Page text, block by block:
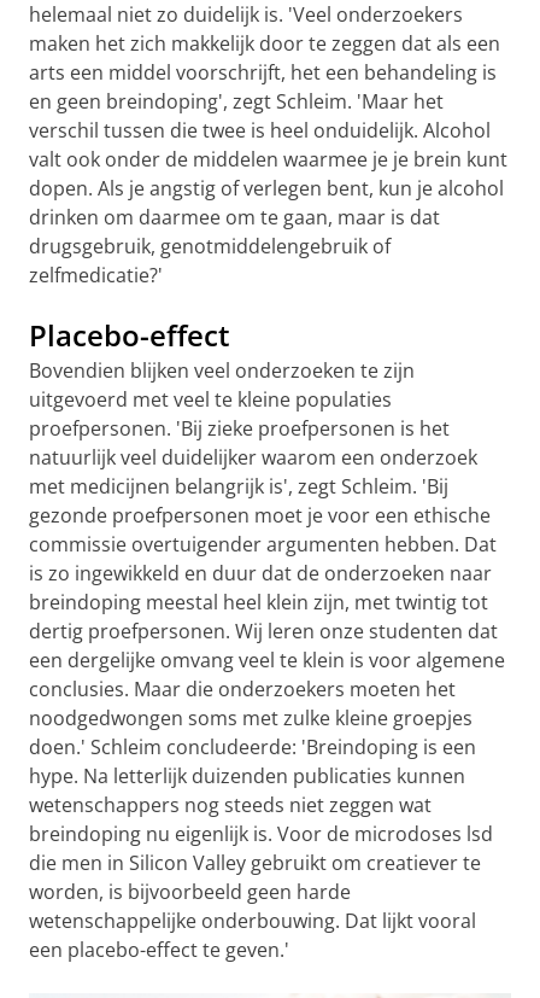
helemaal niet zo duidelijk is. 'Veel onderzoekers
maken het zich makkelijk door te zeggen dat als een
arts een middel voorschrijft, het een behandeling is
en geen breindoping', zegt Schleim. 'Maar het
verschil tussen die twee is heel onduidelijk. Alcohol
valt ook onder de middelen waarmee je je brein kunt
dopen. Als je angstig of verlegen bent, kun je alcohol
drinken om daarmee om te gaan, maar is dat
drugsgebruik, genotmiddelengebruik of
zelfmedicatie?'
Placebo-effect
Bovendien blijken veel onderzoeken te zijn
uitgevoerd met veel te kleine populaties
proefpersonen. 'Bij zieke proefpersonen is het
natuurlijk veel duidelijker waarom een onderzoek
met medicijnen belangrijk is', zegt Schleim. 'Bij
gezonde proefpersonen moet je voor een ethische
commissie overtuigender argumenten hebben. Dat
is zo ingewikkeld en duur dat de onderzoeken naar
breindoping meestal heel klein zijn, met twintig tot
dertig proefpersonen. Wij leren onze studenten dat
een dergelijke omvang veel te klein is voor algemene
conclusies. Maar die onderzoekers moeten het
noodgedwongen soms met zulke kleine groepjes
doen.' Schleim concludeerde: 'Breindoping is een
hype. Na letterlijk duizenden publicaties kunnen
wetenschappers nog steeds niet zeggen wat
breindoping nu eigenlijk is. Voor de microdoses lsd
die men in Silicon Valley gebruikt om creatiever te
worden, is bijvoorbeeld geen harde
wetenschappelijke onderbouwing. Dat lijkt vooral
een placebo-effect te geven.'